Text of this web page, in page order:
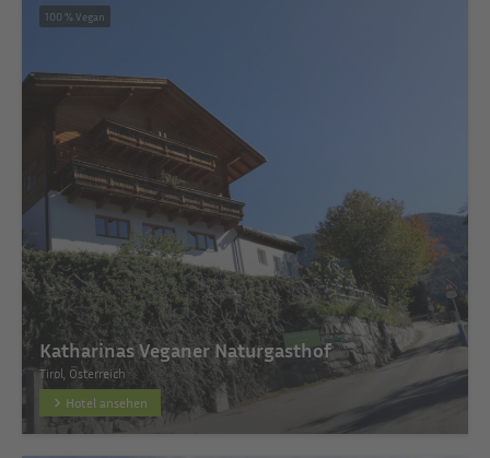
100 % Vegan
Katharinas Veganer Naturgasthof
Tirol, Österreich
Hotel ansehen